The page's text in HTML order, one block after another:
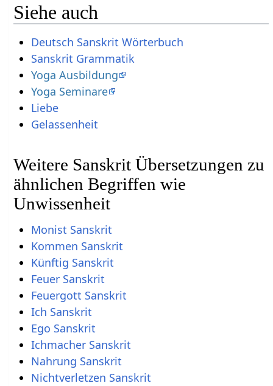
Siehe auch
Deutsch Sanskrit Wörterbuch
Sanskrit Grammatik
Yoga Ausbildung
Yoga Seminare
Liebe
Gelassenheit
Weitere Sanskrit Übersetzungen zu
ähnlichen Begriffen wie
Unwissenheit
Monist Sanskrit
Kommen Sanskrit
Künftig Sanskrit
Feuer Sanskrit
Feuergott Sanskrit
Ich Sanskrit
Ego Sanskrit
Ichmacher Sanskrit
Nahrung Sanskrit
Nichtverletzen Sanskrit